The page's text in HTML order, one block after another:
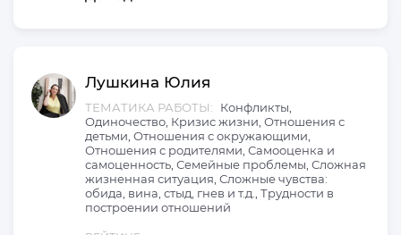
Лушкина Юлия
ТЕМАТИКА РАБОТЫ:
Конфликты,
Одиночество, Кризис жизни, Отношения с
детьми, Отношения с окружающими,
Отношения с родителями, Самооценка и
самоценность, Семейные проблемы, Сложная
жизненная ситуация, Сложные чувства:
обида, вина, стыд, гнев и т.д., Трудности в
построении отношений